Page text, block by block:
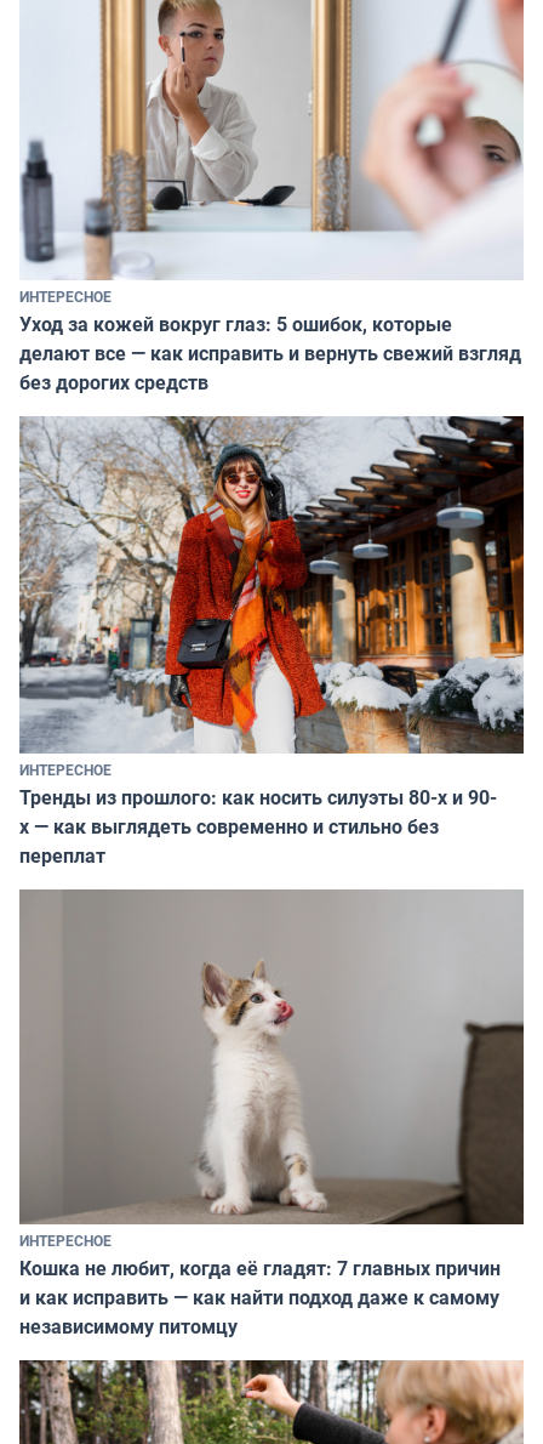
ИНТЕРЕСНОЕ
Уход за кожей вокруг глаз: 5 ошибок, которые
делают все — как исправить и вернуть свежий взгляд
без дорогих средств
ИНТЕРЕСНОЕ
Тренды из прошлого: как носить силуэты 80-х и 90-
х — как выглядеть современно и стильно без
переплат
ИНТЕРЕСНОЕ
Кошка не любит, когда её гладят: 7 главных причин
и как исправить — как найти подход даже к самому
независимому питомцу